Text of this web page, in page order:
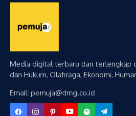
Media digital terbaru dan terlengkap
dan Hukum, Olahraga, Ekonomi,
Email: pemuja@dmg.co.id